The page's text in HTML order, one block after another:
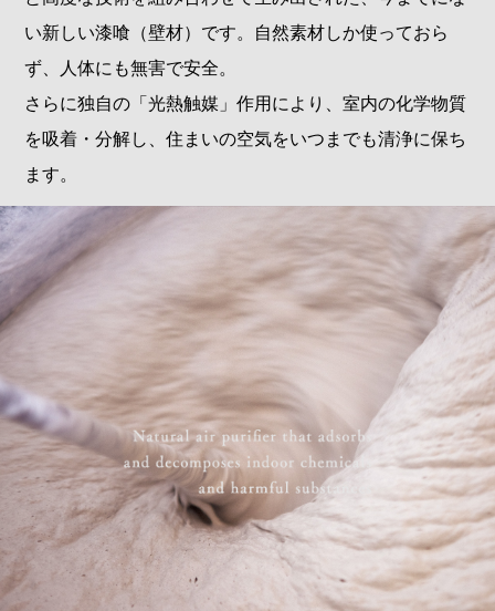
い新しい漆喰（壁材）です。自然素材しか使っておら
ず、人体にも無害で安全。
さらに独自の「光熱触媒」作用により、室内の化学物質
を吸着・分解し、住まいの空気をいつまでも清浄に保ち
ます。